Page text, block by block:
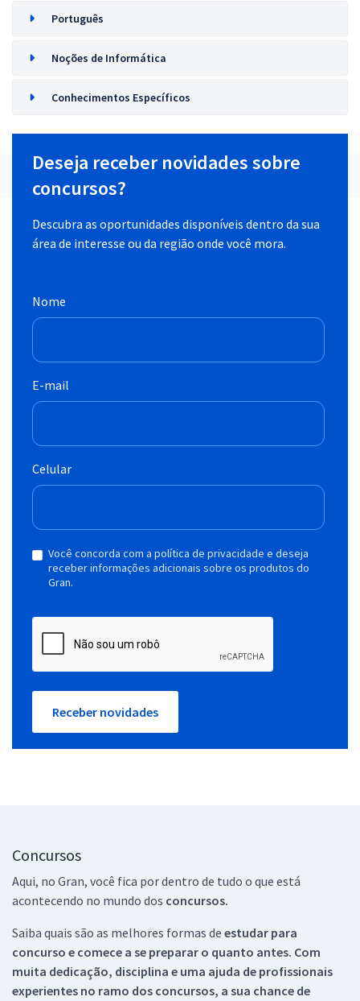
Português
Noções de Informática
Conhecimentos Específicos
Deseja receber novidades sobre
concursos?
Descubra as oportunidades disponíveis dentro da sua
área de interesse ou da região onde você mora.
Nome
E-mail
Celular
Você concorda com a política de privacidade e deseja
receber informações adicionais sobre os produtos do
Gran.
Receber novidades
Concursos
Aqui, no Gran, você fica por dentro de tudo o que está
acontecendo no mundo dos concursos.
Saiba quais são as melhores formas de estudar para
concurso e comece a se preparar o quanto antes. Com
muita dedicação, disciplina e uma ajuda de profissionais
experientes no ramo dos concursos, a sua chance de